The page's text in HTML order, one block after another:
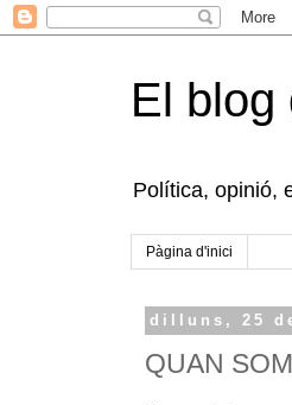
El blog
Política, opinió,
Pàgina d'inici
dilluns, 25
QUAN